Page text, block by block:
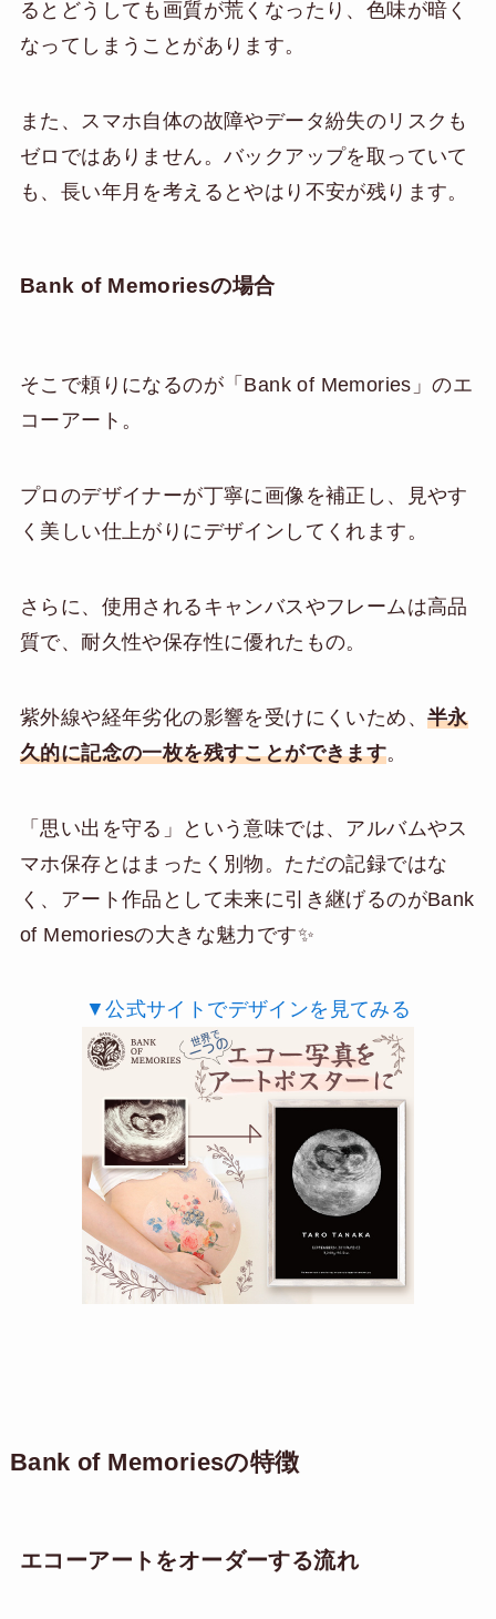
るとどうしても画質が荒くなったり、色味が暗く
なってしまうことがあります。
また、スマホ自体の故障やデータ紛失のリスクも
ゼロではありません。バックアップを取っていて
も、長い年月を考えるとやはり不安が残ります。
Bank of Memoriesの場合
そこで頼りになるのが「Bank of Memories」のエ
コーアート。
プロのデザイナーが丁寧に画像を補正し、見やす
く美しい仕上がりにデザインしてくれます。
さらに、使用されるキャンバスやフレームは高品
質で、耐久性や保存性に優れたもの。
紫外線や経年劣化の影響を受けにくいため、 半永
久的に記念の一枚を残すことができます。
「思い出を守る」という意味では、アルバムやス
マホ保存とはまったく別物。ただの記録ではな
く、アート作品として未来に引き継げるのがBank
of Memoriesの大きな魅力です✨
▼公式サイトでデザインを見てみる
Bank of Memoriesの特徴
エコーアートをオーダーする流れ